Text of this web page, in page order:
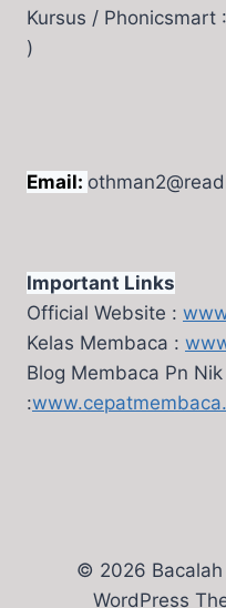
Kursus / Phonicsmart
)
Email:
Important Links
Official Website :
Kelas Membaca :
Blog Membaca Pn Nik
:
© 2026 Bacalah
WordPress